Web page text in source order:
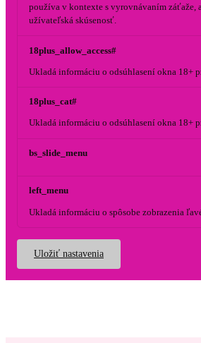
používa v kontexte s vyrovnávaním záťaže,
užívateľská skúsenosť.
18plus_allow_access#
Ukladá informáciu o odsúhlasení okna 18+
18plus_cat#
Ukladá informáciu o odsúhlasení okna 18+
bs_slide_menu
left_menu
Ukladá informáciu o spôsobe zobrazenia
Uložiť nastavenia